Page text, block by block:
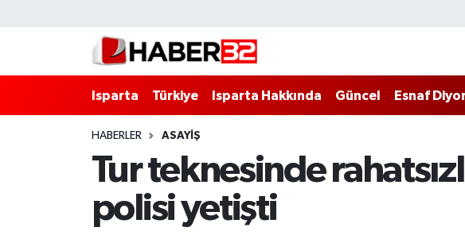
Isparta Türkiye Isparta Hakkında Güncel Esnaf
HABERLER ASAYİŞ
Tur teknesinde
polisi yetişti
Isparta Hakkında
Esnaf Diyor ki;
BİLİM VE TEKNOLOJİ
Isparta Nöbetçi Eczaneler
Isparta Hava Durumu
Isparta Trafik Yoğunluk Haritası
Süper Lig Puan Durumu ve Fikstür
Tüm Manşetler